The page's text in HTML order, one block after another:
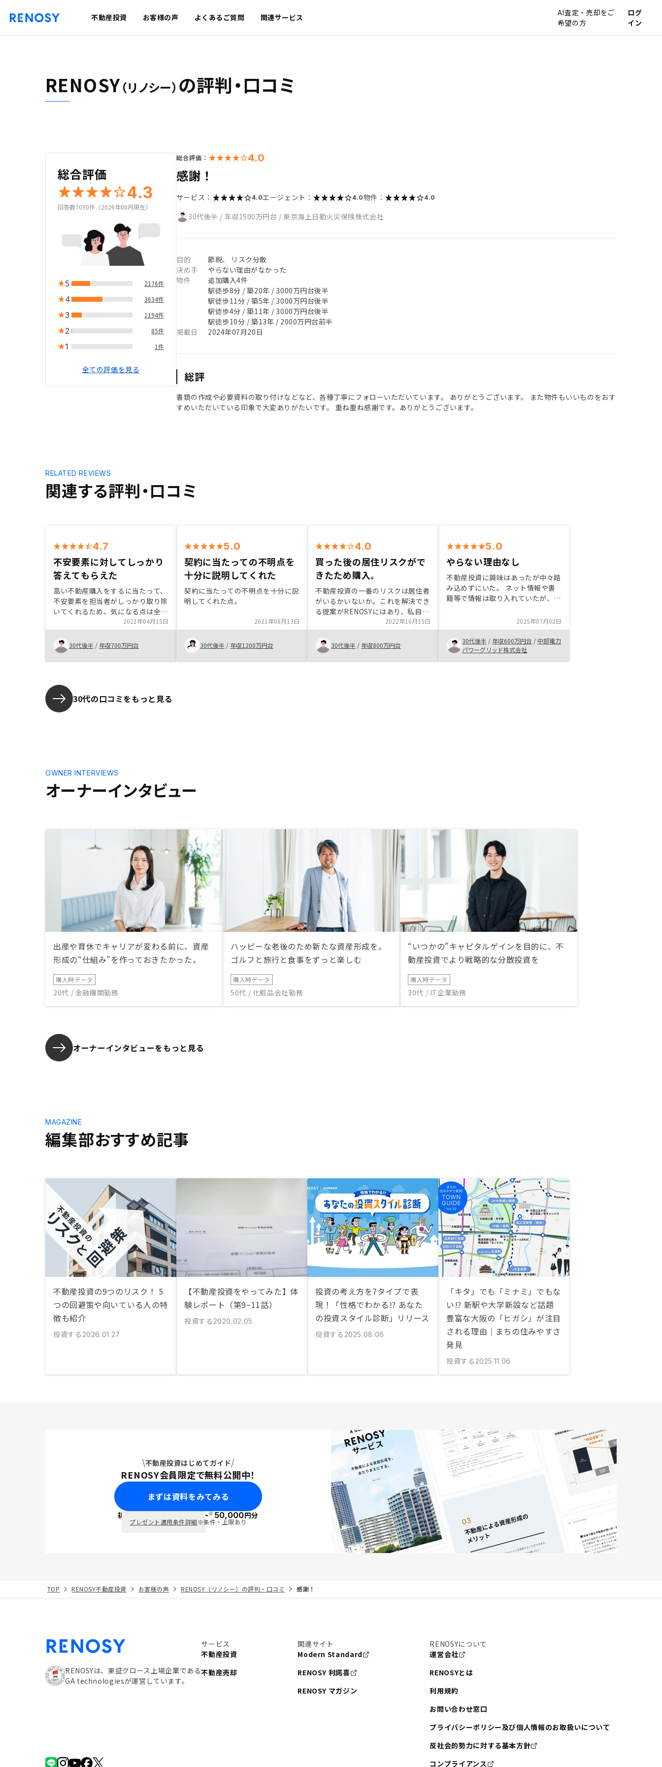
不動産投資 お客様の声 よくあるご質問 関連サービス
AI査定・売却をご
希望の方
ログ
イン
RENOSY（リノシー） の評判・口コミ
総合評価
4.3
回答数7090件（2026年08月現在）
5 2176件
4 3634件
3 1194件
2 85件
1 1件
全ての評価を見る
総合評価： 4.0
感謝！
サービス： 4.0エージェント： 4.0物件： 4.0
30代後半 / 年収1500万円台 /東京海上日動火災保険株式会社
目的
節税、 リスク分散
決め手
やらない理由がなかった
物件
追加購入4件
駅徒歩8分 / 築20年 / 3000万円台後半
駅徒歩11分 / 築5年 / 3000万円台後半
駅徒歩4分 / 築11年 / 3000万円台後半
駅徒歩10分 / 築13年 / 2000万円台前半
掲載日
2024年07月20日
総評
書類の作成や必要資料の取り付けなどなど、各種丁寧にフォローいただいています。 ありがとうございます。 また物件もいいものをおす
すめいただいている印象で大変ありがたいです。 重ね重ね感謝です。ありがとうございます。
関連する評判・口コミ
RELATED REVIEWS
4.7
不安要素に対してしっかり
答えてもらえた
高い不動産購入をするに当たって、
不安要素を担当者がしっかり取り除
いてくれるため、気になる点は全て
解決して購入することをオススメし
ます。購入物件の販売価格が適正か
が理解しにくいため、購入前に不安
になった。担当者にフォローしても
らったことで問題は無かったが、AI
るか、説明があるとより良いと思
う。
2021年04月15日
30代後半 / 年収700万円台
5.0
契約に当たっての不明点を
十分に説明してくれた
契約に当たっての不明点を十分に説
明してくれた点。
2021年08月13日
30代後半 / 年収1200万円台
4.0
買った後の居住リスクがで
きたため購入。
不動産投資の一番のリスクは居住者
がいるかいないか。これを解決でき
る提案がRENOSYにはあり、私自身
これをしっかり解決できれば税金対
策も含めて投資をしたかったという
経緯があった。そのため今回御社を
選んだ。
2022年10月15日
30代後半 / 年収800万円台
5.0
やらない理由なし
不動産投資に興味はあったが中々踏
み込めずにいた。 ネット情報や書
籍等で情報は取り入れていたが、正
た。 しかし、担当者と会話してい
く中で不安が払拭でき、信用に値す
ると判断したため購入する意思を固
めた。
2025年07月02日
30代後半 / 年収600万円台 / 中部電力
パワーグリッド株式会社
30代の口コミをもっと見る
オーナーインタビュー
OWNER INTERVIEWS
出産や育休でキャリアが変わる前に、資産
形成の“仕組み”を作っておきたかった。
購入時データ
20代 / 金融機関勤務
ハッピーな老後のため新たな資産形成を。
ゴルフと旅行と食事をずっと楽しむ
購入時データ
50代 / 化粧品会社勤務
“いつかの”キャピタルゲインを目的に、不
動産投資でより戦略的な分散投資を
購入時データ
30代 / IT企業勤務
オーナーインタビューをもっと見る
編集部おすすめ記事
MAGAZINE
不動産投資の9つのリスク！ 5
つの回避策や向いている人の特
徴も紹介
投資する 2026.01.27
【不動産投資をやってみた】体
験レポート（第9−11話）
投資する 2020.02.05
投資の考え方を7タイプで表
現！「性格でわかる!? あなた
の投資スタイル診断」リリース
投資する 2025.08.06
「キタ」でも「ミナミ」でもな
い!? 新駅や大学新設など話題
豊富な大阪の「ヒガシ」が注目
される理由｜まちの住みやすさ
発見
投資する 2025.11.06
不動産投資はじめてガイド
RENOSY会員限定で無料公開中！
まずは資料をみてみる
初回面談で ポイント※50,000円分
プレゼント適用条件詳細※条件・上限あり
TOP RENOSY不動産投資 お客様の声 RENOSY（リノシー）の評判・口コミ 感謝！
RENOSYは、東証グロース上場企業である
GA technologiesが運営しています。
サービス
不動産投資
不動産売却
関連サイト
Modern Standard
RENOSY 利諾喜
RENOSY マガジン
RENOSYについて
運営会社
RENOSYとは
利用規約
お問い合わせ窓口
プライバシーポリシー及び個人情報のお取扱いについて
反社会的勢力に対する基本方針
コンプライアンス